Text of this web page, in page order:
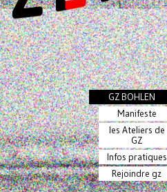
GZ BOHLEN
Manifeste
les Ateliers de
GZ
Infos pratiques
Rejoindre gz